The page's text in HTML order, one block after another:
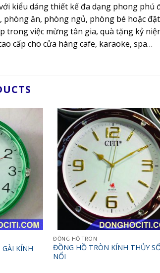
kiểu dáng thiết kế đa dạng phong phú
phòng ăn, phòng ngủ, phòng bé hoặc
trong việc mừng tân gia, quà tặng kỷ
cấp cho cửa hàng cafe, karaoke, spa…
KÍNH
ĐỒNG HỒ TRÒN
ĐỒNG HỒ TRÒN KÍNH THỦY
NỔI